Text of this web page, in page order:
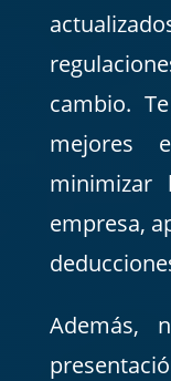
cambio.
mejores
empresa,
Además,